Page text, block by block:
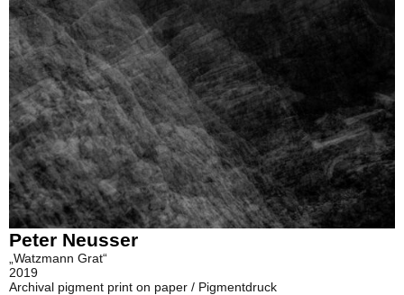
Peter Neusser
„Watzmann Grat“
2019
Archival pigment print on paper / Pigmentdruck